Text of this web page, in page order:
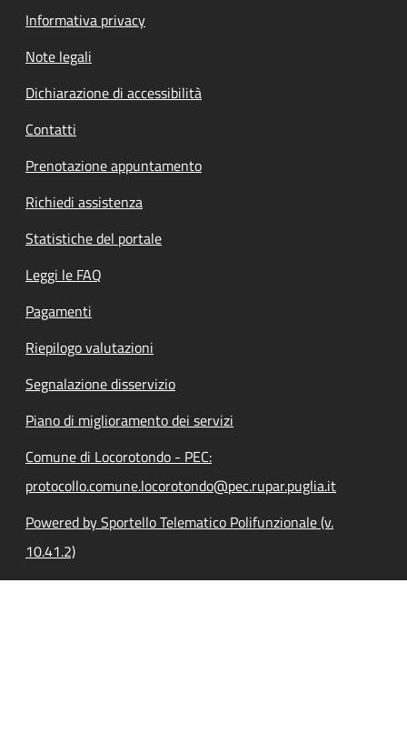
Informativa privacy
Note legali
Dichiarazione di accessibilità
Contatti
Prenotazione appuntamento
Richiedi assistenza
Statistiche del portale
Leggi le FAQ
Pagamenti
Riepilogo valutazioni
Segnalazione disservizio
Piano di miglioramento dei servizi
Comune di Locorotondo - PEC:
protocollo.comune.locorotondo@pec.rupar.puglia.it
Powered by Sportello Telematico Polifunzionale (v.
10.41.2)